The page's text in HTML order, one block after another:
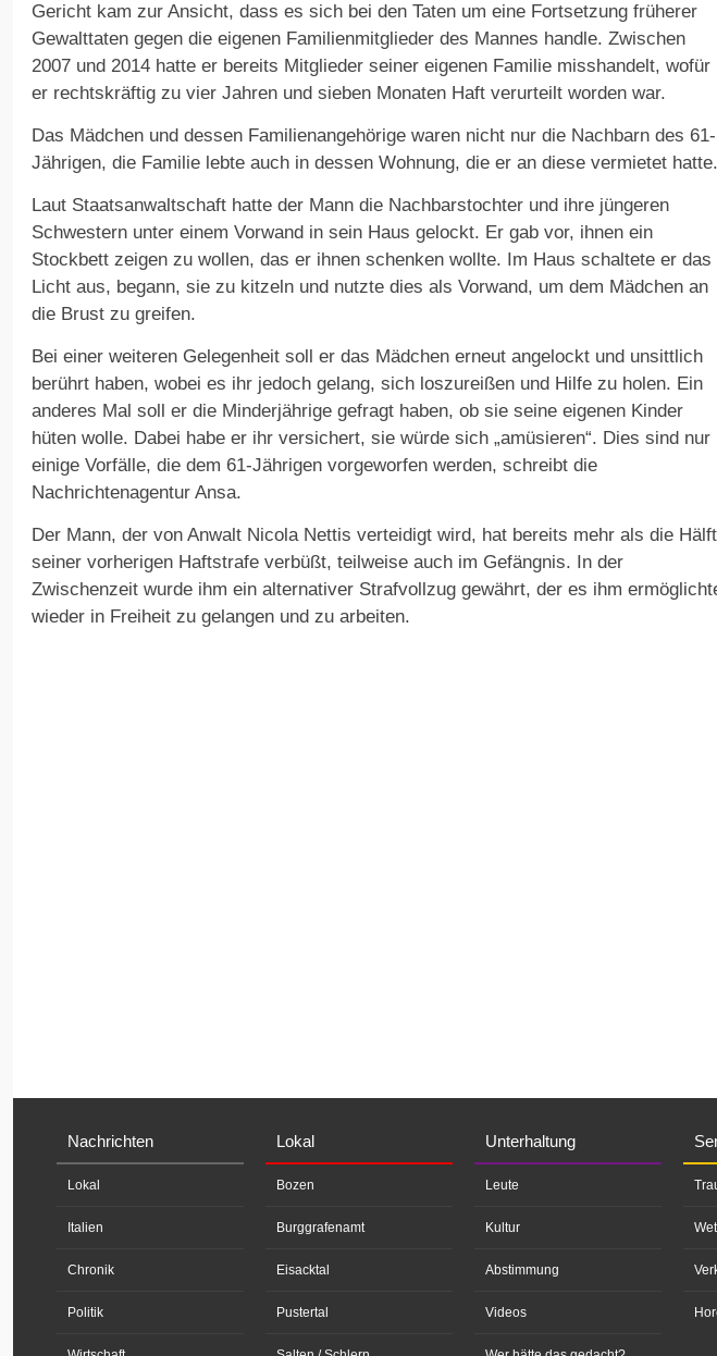
Gericht kam zur Ansicht, dass es sich bei den Taten um eine Fortsetzung früherer
Gewalttaten gegen die eigenen Familienmitglieder des Mannes handle. Zwischen
2007 und 2014 hatte er bereits Mitglieder seiner eigenen Familie misshandelt, wofür
er rechtskräftig zu vier Jahren und sieben Monaten Haft verurteilt worden war.
Das Mädchen und dessen Familienangehörige waren nicht nur die Nachbarn des 61-
Jährigen, die Familie lebte auch in dessen Wohnung, die er an diese vermietet hatte.
Laut Staatsanwaltschaft hatte der Mann die Nachbarstochter und ihre jüngeren
Schwestern unter einem Vorwand in sein Haus gelockt. Er gab vor, ihnen ein
Stockbett zeigen zu wollen, das er ihnen schenken wollte. Im Haus schaltete er das
Licht aus, begann, sie zu kitzeln und nutzte dies als Vorwand, um dem Mädchen an
die Brust zu greifen.
Bei einer weiteren Gelegenheit soll er das Mädchen erneut angelockt und unsittlich
berührt haben, wobei es ihr jedoch gelang, sich loszureißen und Hilfe zu holen. Ein
anderes Mal soll er die Minderjährige gefragt haben, ob sie seine eigenen Kinder
hüten wolle. Dabei habe er ihr versichert, sie würde sich „amüsieren“. Dies sind nur
einige Vorfälle, die dem 61-Jährigen vorgeworfen werden, schreibt die
Nachrichtenagentur Ansa.
Der Mann, der von Anwalt Nicola Nettis verteidigt wird, hat bereits mehr als die
seiner vorherigen Haftstrafe verbüßt, teilweise auch im Gefängnis. In der
Zwischenzeit wurde ihm ein alternativer Strafvollzug gewährt, der es ihm
wieder in Freiheit zu gelangen und zu arbeiten.
Nachrichten
Lokal
Italien
Chronik
Politik
Lokal
Bozen
Burggrafenamt
Eisacktal
Pustertal
Unterhaltung
Leute
Kultur
Abstimmung
Videos